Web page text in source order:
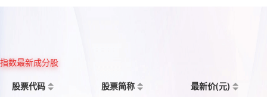
指数最新成分股
股票代码
股票简称 最新价(元)